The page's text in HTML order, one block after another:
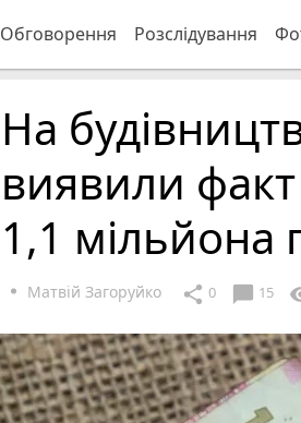
Обговорення Розслідування
На
виявили
1,1 мільйона
Матвій Загоруйко share 0 chat_bubble 15